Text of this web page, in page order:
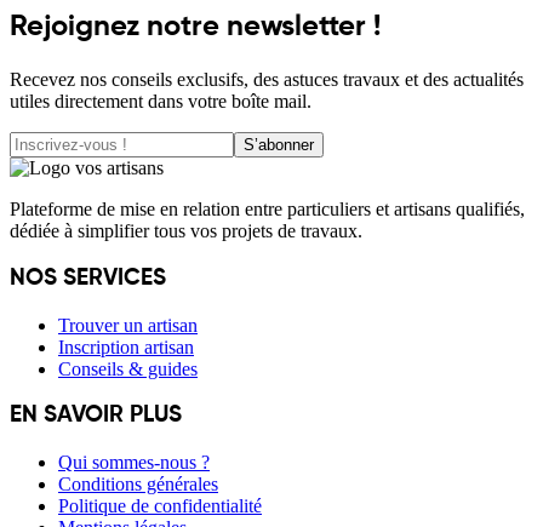
Rejoignez notre newsletter !
Recevez nos conseils exclusifs, des astuces travaux et des actualités
utiles directement dans votre boîte mail.
S’abonner
Plateforme de mise en relation entre particuliers et artisans qualifiés,
dédiée à simplifier tous vos projets de travaux.
NOS SERVICES
Trouver un artisan
Inscription artisan
Conseils & guides
EN SAVOIR PLUS
Qui sommes-nous ?
Conditions générales
Politique de confidentialité